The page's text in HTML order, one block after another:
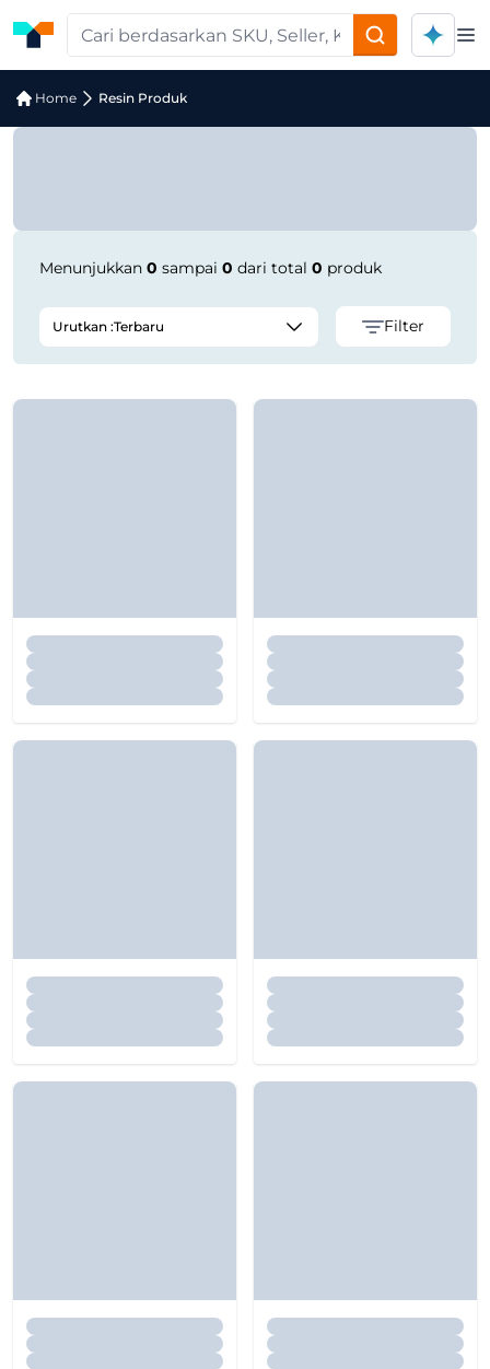
Home Resin Produk
Pencarian Produk "Clear Premium
Menunjukkan 0 sampai 0 dari total 0 produk
Urutkan :Terbaru Filter